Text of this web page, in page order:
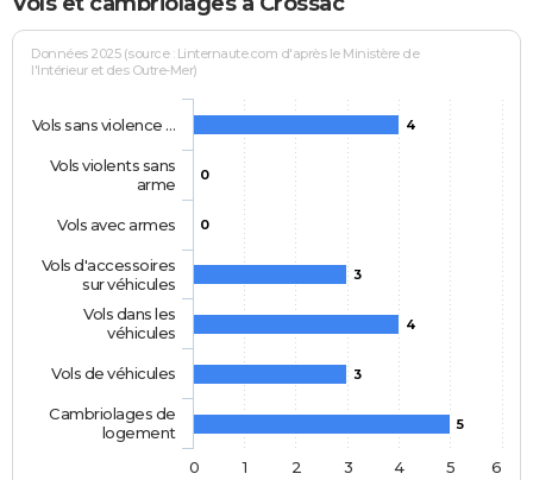
Données 2025 (source : Linternaute.com d'après le Ministère de
l'Intérieur et des Outre-Mer)
4
0
0
3
4
3
5
Vols sans violence …
Vols violents sans
arme
Vols avec armes
Vols d'accessoires
sur véhicules
Vols dans les
véhicules
Vols de véhicules
Cambriolages de
logement
0
1 2 3 4 5 6